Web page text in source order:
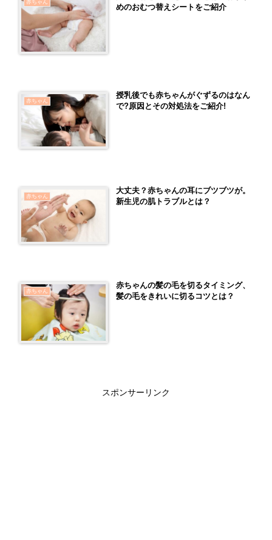
赤ちゃん
めのおむつ替えシートをご紹介
赤ちゃん
授乳後でも赤ちゃんがぐずるのはなん
で?原因とその対処法をご紹介!
赤ちゃん
大丈夫？赤ちゃんの耳にブツブツが。
新生児の肌トラブルとは？
赤ちゃん
赤ちゃんの髪の毛を切るタイミング、
髪の毛をきれいに切るコツとは？
スポンサーリンク